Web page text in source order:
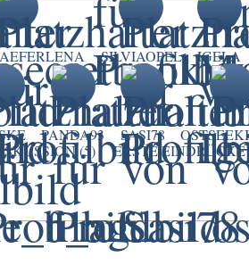
SILVIAOPEL IGELA
PANDA93 SASI78
(5) ERSTE EINDRÜCKE